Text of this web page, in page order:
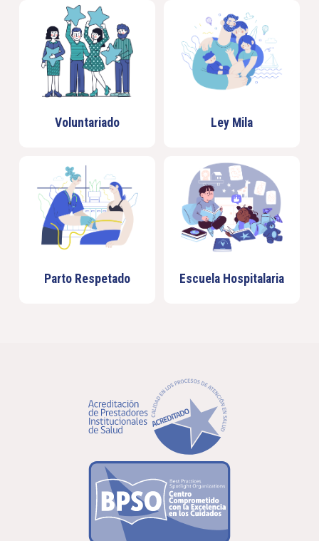
Voluntariado Ley Mila
Parto Respetado Escuela Hospitalaria